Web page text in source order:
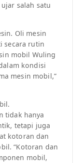
salah satu
Oli mesin
secara rutin
mobil Wuling
kondisi
mesin mobil,”
tidak hanya
tetapi juga
kotoran dan
“Kotoran dan
mobil,